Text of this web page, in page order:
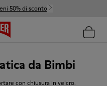
50% di sconto
da Bimbi
con chiusura in velcro.